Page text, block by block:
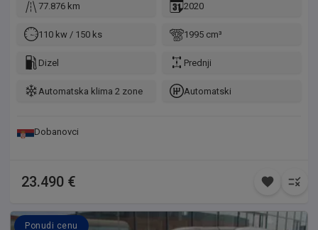
77.876 km 2020
110 kw / 150 ks 1995 cm³
Dizel Prednji
Automatska klima 2 zone Automatski
Dobanovci
23.490 €
Ponudi cenu